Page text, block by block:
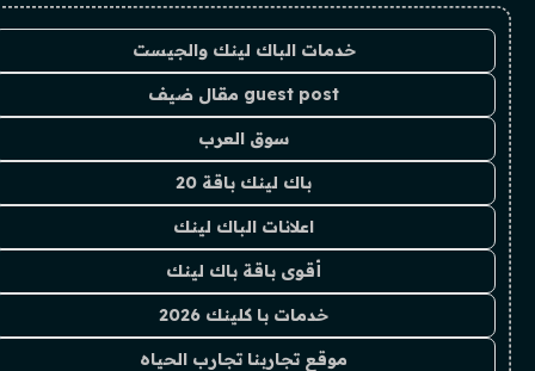
خدمات الباك لينك والجيست
guest post مقال ضيف
سوق العرب
باك لينك باقة 20
اعلانات الباك لينك
أقوى باقة باك لينك
خدمات با كلينك 2026
موقع تجاربنا تجارب الحياه